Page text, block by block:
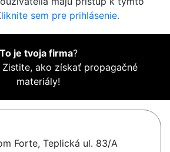
sem pre prihlásenie.
To je tvoja firma?
Zistite, ako získať propagačné
materiály!
Forte, Teplická ul. 83/A